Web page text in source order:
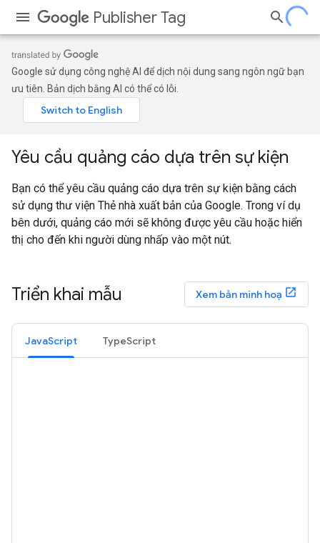
Publisher Tag
Google sử dụng công nghệ AI để dịch nội dung sang ngôn ngữ bạn
ưu tiên. Bản dịch bằng AI có thể có lỗi.
Yêu cầu quảng cáo dựa trên sự kiện
Bạn có thể yêu cầu quảng cáo dựa trên sự kiện bằng cách
sử dụng thư viện Thẻ nhà xuất bản của Google. Trong ví dụ
bên dưới, quảng cáo mới sẽ không được yêu cầu hoặc hiển
thị cho đến khi người dùng nhấp vào một nút.
Triển khai mẫu Xem bản minh hoạ
JavaScript TypeScript